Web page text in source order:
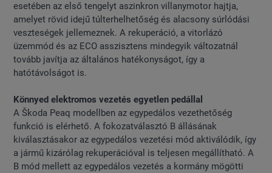
esetében az első tengelyt aszinkron villanymotor hajtja,
amelyet rövid idejű túlterhelhetőség és alacsony súrlódási
veszteségek jellemeznek. A rekuperáció, a vitorlázó
üzemmód és az ECO asszisztens mindegyik változatnál
tovább javítja az általános hatékonyságot, így a
hatótávolságot is.
Könnyed elektromos vezetés egyetlen pedállal
A Škoda Peaq modellben az egypedálos vezethetőség
funkció is elérhető. A fokozatválasztó B állásának
kiválasztásakor az egypedálos vezetési mód aktiválódik, így
a jármű kizárólag rekuperációval is teljesen megállítható. A
B mód mellett az egypedálos vezetés a kormány mögötti